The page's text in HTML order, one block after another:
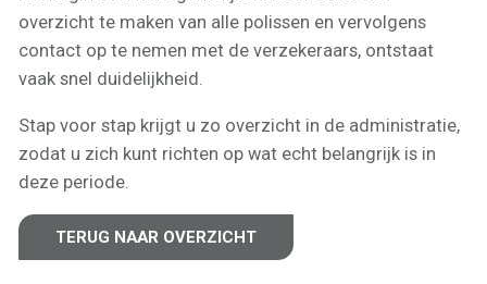
overzicht te maken van alle polissen en vervolgens
contact op te nemen met de verzekeraars, ontstaat
vaak snel duidelijkheid.
Stap voor stap krijgt u zo overzicht in de administratie,
zodat u zich kunt richten op wat echt belangrijk is in
deze periode.
TERUG NAAR OVERZICHT